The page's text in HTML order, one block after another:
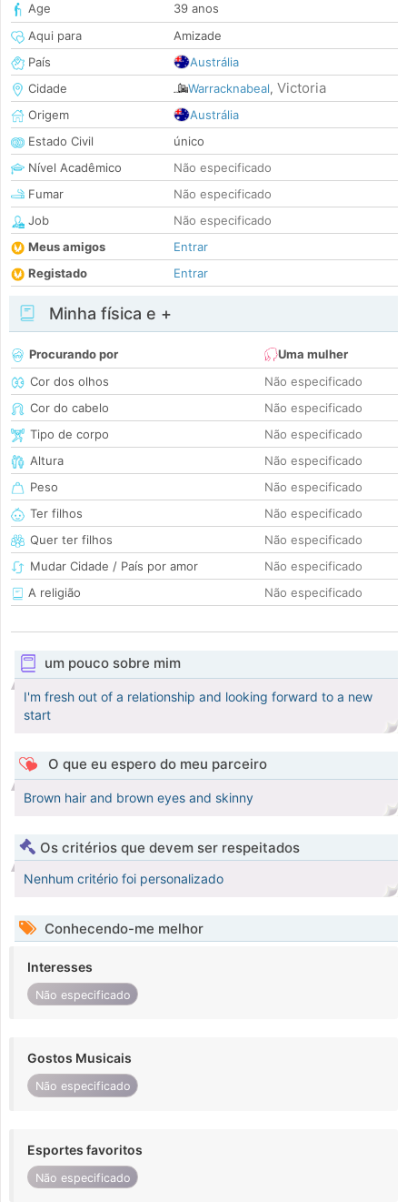
Age
39 anos
Aqui para
Amizade
País
Austrália
Cidade
Warracknabeal, Victoria
Origem
Austrália
Estado Civil
único
Nível Acadêmico
Não especificado
Fumar
Não especificado
Job
Não especificado
Meus amigos
Entrar
Registado
Entrar
Minha física e +
Procurando por
Uma mulher
Cor dos olhos
Não especificado
Cor do cabelo
Não especificado
Tipo de corpo
Não especificado
Altura
Não especificado
Peso
Não especificado
Ter filhos
Não especificado
Quer ter filhos
Não especificado
Mudar Cidade / País por amor
Não especificado
A religião
Não especificado
um pouco sobre mim
I'm fresh out of a relationship and looking forward to a new
start
O que eu espero do meu parceiro
Brown hair and brown eyes and skinny
Os critérios que devem ser respeitados
Nenhum critério foi personalizado
Conhecendo-me melhor
Interesses
Não especificado
Gostos Musicais
Não especificado
Esportes favoritos
Não especificado